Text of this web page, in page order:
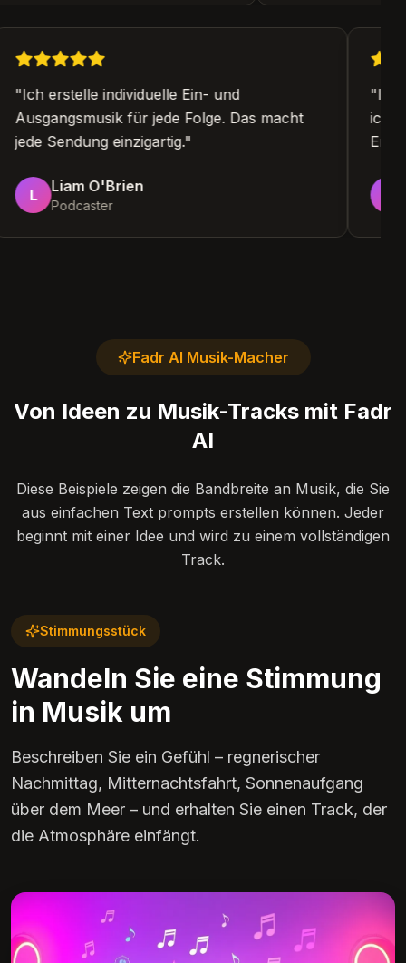
"Ich erstelle individuelle Ein- und
Ausgangsmusik für jede Folge. Das macht
jede Sendung einzigartig.
L Liam O'Brien
Podcaster
Fadr AI Musik-Macher
Von Ideen zu Musik-Tracks mit Fadr
AI
Diese Beispiele zeigen die Bandbreite an Musik, die Sie
aus einfachen Text prompts erstellen können. Jeder
beginnt mit einer Idee und wird zu einem vollständigen
Track.
Stimmungsstück
Wandeln Sie eine Stimmung
in Musik um
Beschreiben Sie ein Gefühl – regnerischer
Nachmittag, Mitternachtsfahrt, Sonnenaufgang
über dem Meer – und erhalten Sie einen Track, der
die Atmosphäre einfängt.